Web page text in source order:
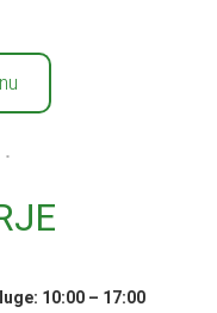
10:00 – 17:00